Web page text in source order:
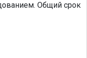
Общий срок